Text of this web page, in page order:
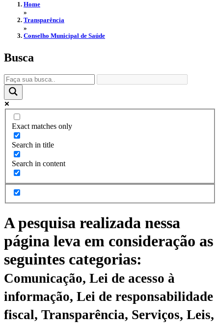
Home
»
Transparência
»
Conselho Municipal de Saúde
Busca
Exact matches only
Search in title
Search in content
A pesquisa realizada nessa
página leva em consideração as
seguintes categorias:
Comunicação, Lei de acesso à
informação, Lei de responsabilidade
fiscal, Transparência, Serviços, Leis,